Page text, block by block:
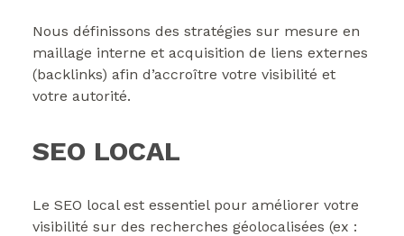
Nous définissons des stratégies sur mesure en
maillage interne et acquisition de liens externes
(backlinks) afin d’accroître votre visibilité et
votre autorité.
SEO LOCAL
Le SEO local est essentiel pour améliorer votre
visibilité sur des recherches géolocalisées (ex :